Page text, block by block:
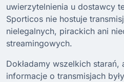
uwierzytelnienia u dostawcy
Sporticos nie hostuje
nielegalnych, pirackich ani
streamingowych.
Dokładamy wszelkich
informacje o transmisjach